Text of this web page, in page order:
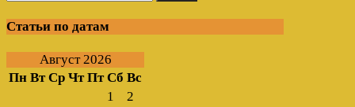
Статьи по датам
Август 2026
Пн Вт Ср Чт Пт Сб Вс
1
2